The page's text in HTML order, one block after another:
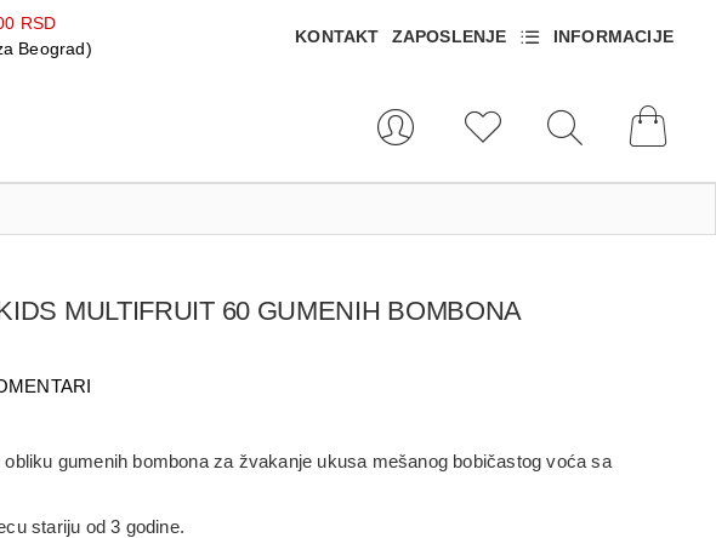
RSD
Beograd)
KONTAKT ZAPOSLENJE INFORMACIJE
MULTIFRUIT 60 GUMENIH BOMBONA
obliku gumenih bombona za žvakanje ukusa mešanog bobičastog voća sa
stariju od 3 godine.